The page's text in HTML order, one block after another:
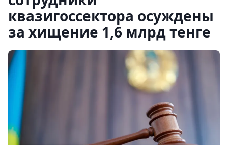
квазигоссектора осуждены
за хищение 1,6 млрд тенге